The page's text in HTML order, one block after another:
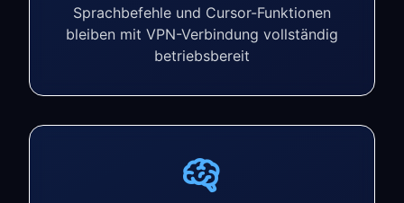
Sprachbefehle und Cursor-Funktionen
bleiben mit VPN-Verbindung vollständig
betriebsbereit